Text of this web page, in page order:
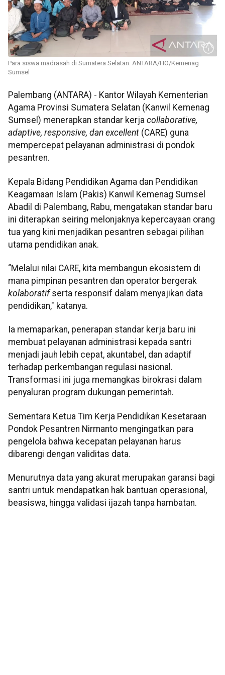
Para siswa madrasah di Sumatera Selatan. ANTARA/HO/Kemenag
Sumsel
Palembang (ANTARA) - Kantor Wilayah Kementerian
Agama Provinsi Sumatera Selatan (Kanwil Kemenag
Sumsel) menerapkan standar kerja collaborative,
adaptive, responsive, dan excellent (CARE) guna
mempercepat pelayanan administrasi di pondok
pesantren.
Kepala Bidang Pendidikan Agama dan Pendidikan
Keagamaan Islam (Pakis) Kanwil Kemenag Sumsel
Abadil di Palembang, Rabu, mengatakan standar baru
ini diterapkan seiring melonjaknya kepercayaan orang
tua yang kini menjadikan pesantren sebagai pilihan
utama pendidikan anak.
“Melalui nilai CARE, kita membangun ekosistem di
mana pimpinan pesantren dan operator bergerak
kolaboratifserta responsif dalam menyajikan data
pendidikan," katanya.
Ia memaparkan, penerapan standar kerja baru ini
membuat pelayanan administrasi kepada santri
menjadi jauh lebih cepat, akuntabel, dan adaptif
terhadap perkembangan regulasi nasional.
Transformasi ini juga memangkas birokrasi dalam
penyaluran program dukungan pemerintah.
Sementara Ketua Tim Kerja Pendidikan Kesetaraan
Pondok Pesantren Nirmanto mengingatkan para
pengelola bahwa kecepatan pelayanan harus
dibarengi dengan validitas data.
Menurutnya data yang akurat merupakan garansi bagi
santri untuk mendapatkan hak bantuan operasional,
beasiswa, hingga validasi ijazah tanpa hambatan.